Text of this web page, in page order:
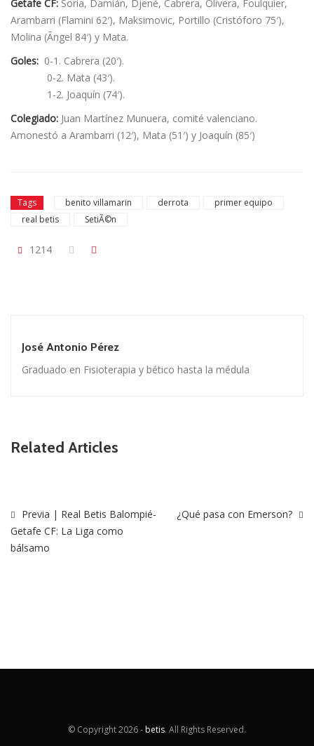
Getafe CF: Soria, Damián, Djené, Cabrera, Olivera, Foulquier,
Arambarri (Flamini 62′), Maksimovic, Portillo (Cristóforo 75′),
Molina (Ãngel 84′) y Mata.
Goles: 0-1. Cabrera (20′).
0-2. Mata (43′).
1-2. Joaquí­n (74′).
Colegiado: Juan Martínez Munuera, comité valenciano.
Amonestó a Arambarri (12′), Mata (51′) y Joaquí­n (85′)
Tags benito villamarin derrota
primer equipo
real betis
SetiÃ©n
1214
José Antonio Pérez
Graduado en Fisioterapia y bético hasta la médula
Related Articles
Previa | Real Betis Balompié-
Getafe CF: La Liga como
bálsamo
¿Qué pasa con Emerson?
© Copyright2026 - betis. All Rights Reserved.